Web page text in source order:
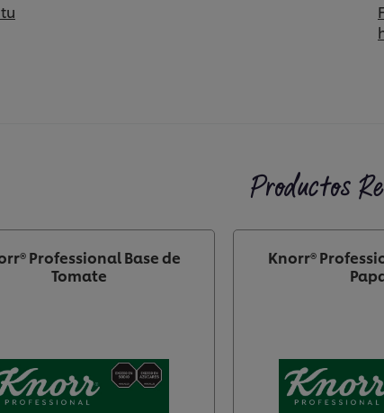
Productos
Professional Base de
Tomate
Knorr®